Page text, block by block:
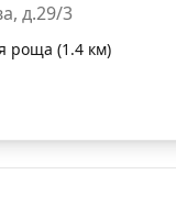
д.29/3
роща (1.4 км)